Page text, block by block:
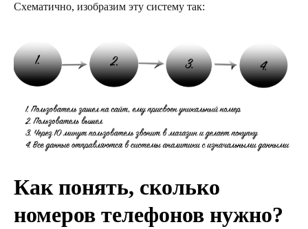
Схематично, изобразим эту систему так:
Как понять, сколько
номеров телефонов нужно?